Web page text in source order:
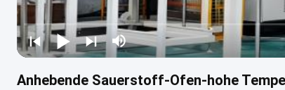
Anhebende Sauerstoff-Ofen-hohe